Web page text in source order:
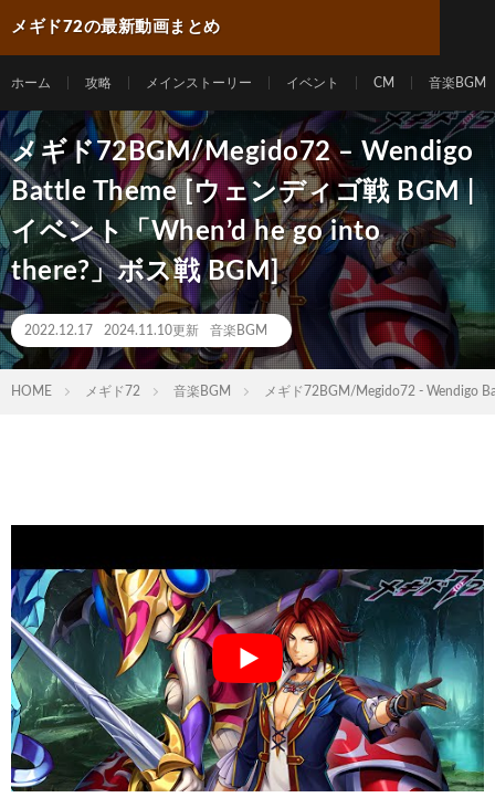
メギド72の最新動画まとめ
ホーム 攻略 メインストーリー イベント CM 音楽BGM
メギド72BGM/Megido72 – Wendigo
Battle Theme [ウェンディゴ戦 BGM |
イベント「When’d he go into
there?」ボス戦 BGM]
2022.12.17 2024.11.10更新 音楽BGM
HOME メギド72 音楽BGM メギド72BGM/Megido72 - Wendigo